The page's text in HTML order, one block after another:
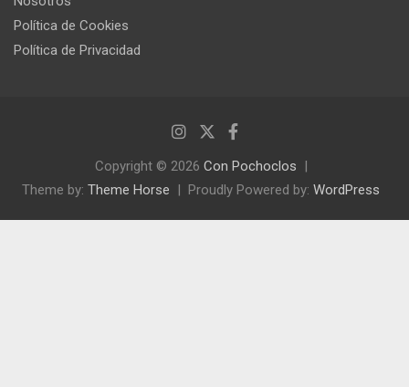
Política de Cookies
Política de Privacidad
Copyright © 2026 Con Pochoclos
Theme by: Theme Horse Proudly Powered by: WordPress